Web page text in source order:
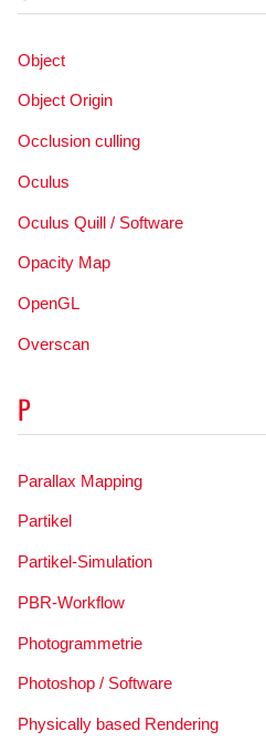
Object
Object Origin
Occlusion culling
Oculus
Oculus Quill / Software
Opacity Map
OpenGL
Overscan
P
Parallax Mapping
Partikel
Partikel-Simulation
PBR-Workflow
Photogrammetrie
Photoshop / Software
Physically based Rendering